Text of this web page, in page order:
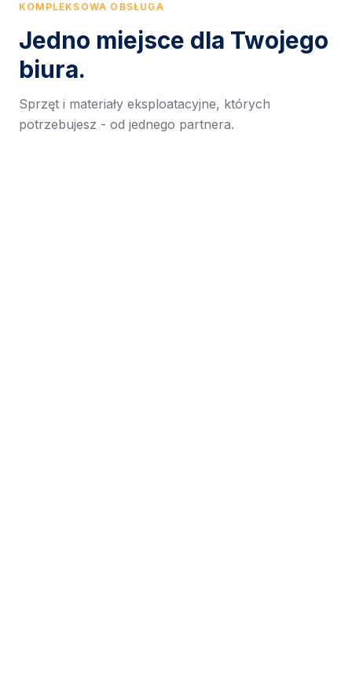
KOMPLEKSOWA OBSŁUGA
Jedno miejsce dla Twojego
biura.
Sprzęt i materiały eksploatacyjne, których
potrzebujesz - od jednego partnera.